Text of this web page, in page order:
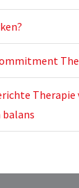
Therapie